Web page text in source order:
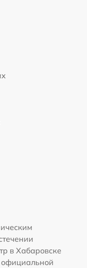
в Хабаровске
официальной